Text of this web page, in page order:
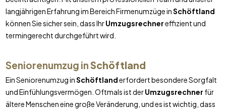
langjährigen Erfahrung im Bereich Firmenumzüge inSchöftland
können Sie sicher sein, dass IhrUmzugsrechnereffizient und
termingerecht durchgeführt wird.
Seniorenumzug inSchöftland
Ein Seniorenumzug inSchöftlanderfordert besondere Sorgfalt
und Einfühlungsvermögen. Oftmals ist derUmzugsrechner für
ältere Menschen eine große Veränderung, und es ist wichtig, dass